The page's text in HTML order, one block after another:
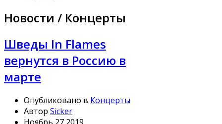
Новости / Концерты
Шведы In Flames
вернутся в Россию в
марте
Опубликовано в Концерты
Автор Sicker